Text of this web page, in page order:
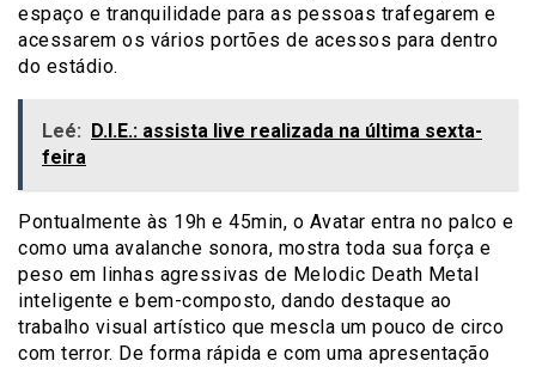
espaço e tranquilidade para as pessoas trafegarem e
acessarem os vários portões de acessos para dentro
do estádio.
Leé: D.I.E.: assista live realizada na última sexta-
feira
Pontualmente às 19h e 45min, o Avatar entra no palco e
como uma avalanche sonora, mostra toda sua força e
peso em linhas agressivas de Melodic Death Metal
inteligente e bem-composto, dando destaque ao
trabalho visual artístico que mescla um pouco de circo
com terror. De forma rápida e com uma apresentação